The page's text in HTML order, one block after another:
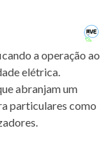
a operação ao
elétrica.
abranjam um
particulares como